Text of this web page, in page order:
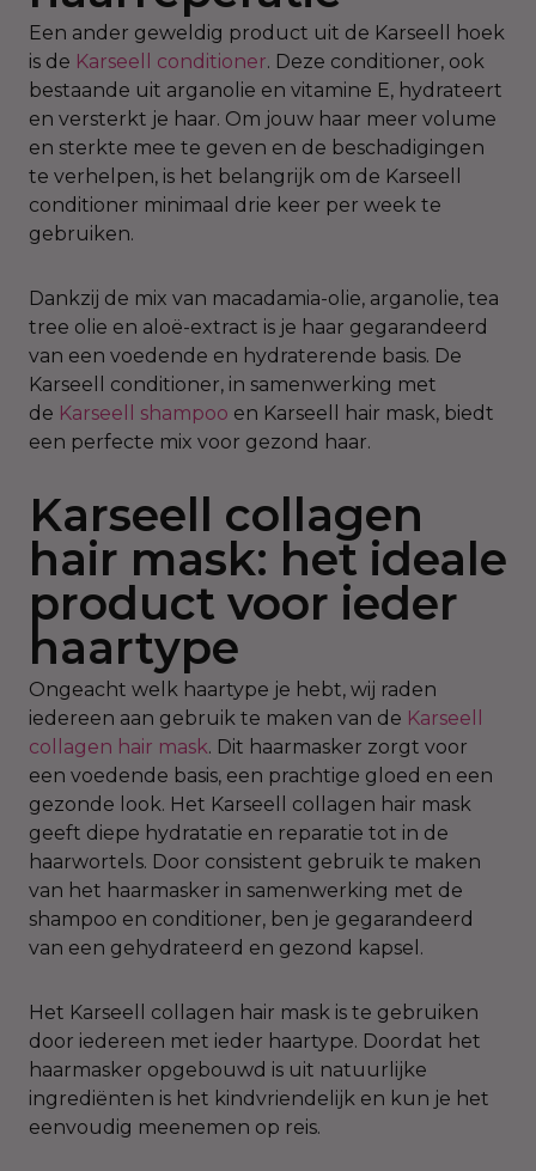
Een ander geweldig product uit de Karseell hoek
is de Karseell conditioner. Deze conditioner, ook
bestaande uit arganolie en vitamine E, hydrateert
en versterkt je haar. Om jouw haar meer volume
en sterkte mee te geven en de beschadigingen
te verhelpen, is het belangrijk om de Karseell
conditioner minimaal drie keer per week te
gebruiken.
Dankzij de mix van macadamia-olie, arganolie, tea
tree olie en aloë-extract is je haar gegarandeerd
van een voedende en hydraterende basis. De
Karseell conditioner, in samenwerking met
de Karseell shampoo en Karseell hair mask, biedt
een perfecte mix voor gezond haar.
Karseell collagen
hair mask: het ideale
product voor ieder
haartype
Ongeacht welk haartype je hebt, wij raden
iedereen aan gebruik te maken van de Karseell
collagen hair mask. Dit haarmasker zorgt voor
een voedende basis, een prachtige gloed en een
gezonde look. Het Karseell collagen hair mask
geeft diepe hydratatie en reparatie tot in de
haarwortels. Door consistent gebruik te maken
van het haarmasker in samenwerking met de
shampoo en conditioner, ben je gegarandeerd
van een gehydrateerd en gezond kapsel.
Het Karseell collagen hair mask is te gebruiken
door iedereen met ieder haartype. Doordat het
haarmasker opgebouwd is uit natuurlijke
ingrediënten is het kindvriendelijk en kun je het
eenvoudig meenemen op reis.